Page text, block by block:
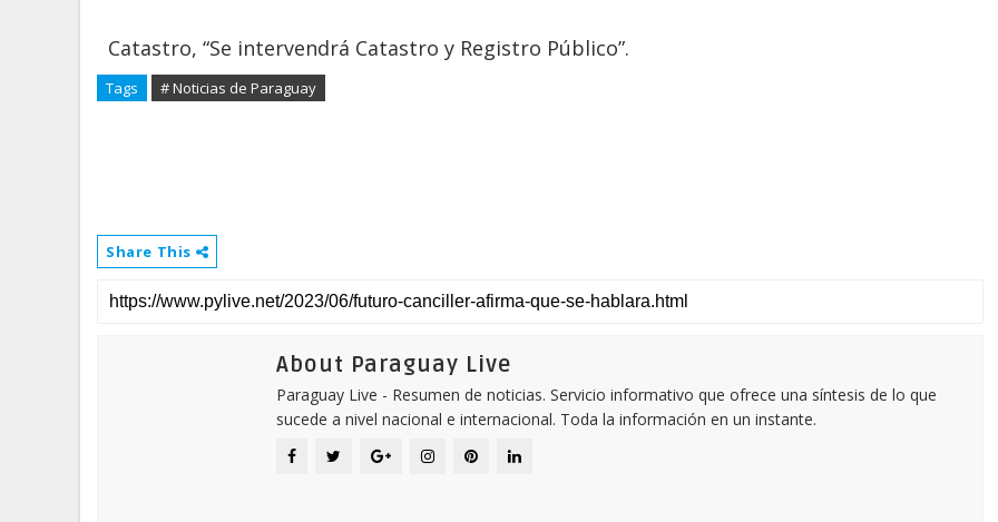
Catastro, “Se intervendrá Catastro y Registro Público”.
Tags # Noticias de Paraguay
Share This
About Paraguay Live
Paraguay Live - Resumen de noticias. Servicio informativo que ofrece una síntesis de lo que
sucede a nivel nacional e internacional. Toda la información en un instante.